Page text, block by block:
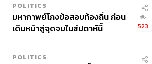
POLITICS
มหากาพย์โกงข้อสอบท้องถิ่น ก่อน
เดินหน้าสู่จุดจบในสัปดาห์นี้
523
POLITICS